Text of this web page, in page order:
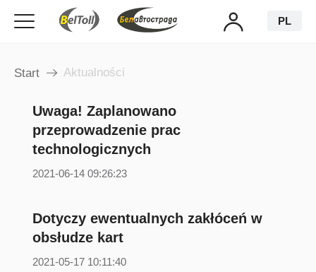
PL
Start Aktualności
Uwaga! Zaplanowano
przeprowadzenie prac
technologicznych
2021-06-14 09:26:23
Dotyczy ewentualnych zakłóceń w
obsłudze kart
2021-05-17 10:11:40